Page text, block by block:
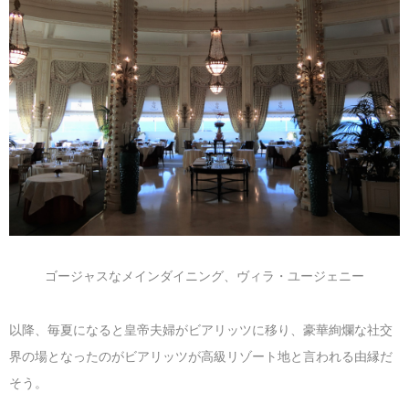
ゴージャスなメインダイニング、ヴィラ・ユージェニー
以降、毎夏になると皇帝夫婦がビアリッツに移り、豪華絢爛な社交
界の場となったのがビアリッツが高級リゾート地と言われる由縁だ
そう。